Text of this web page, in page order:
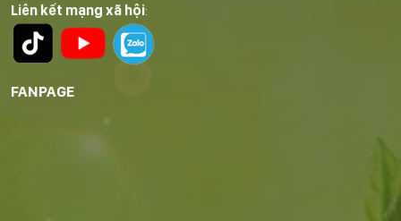
Liên kết mạng xã hội:
FANPAGE